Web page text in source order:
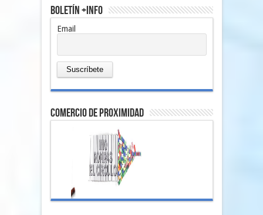
Boletín +Info
Email
comercio de proximidad